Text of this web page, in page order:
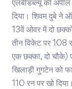
एलबीडब्ल्यू की
दिया। शिवम दुबे ने
13वें ओवर में दो
तीन विकेट पर 108
एक छक्का, दो चौके)
खिलाड़ी गुगटेन को
110 रन पर खो दिया।